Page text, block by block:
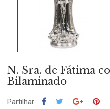
N. Sra. de Fátima
Bilaminado
Partilhar